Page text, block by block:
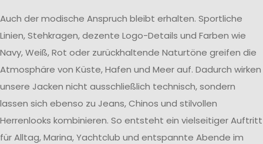
Auch der modische Anspruch bleibt erhalten. Sportliche
Linien, Stehkragen, dezente Logo-Details und Farben wie
Navy, Weiß, Rot oder zurückhaltende Naturtöne greifen die
Atmosphäre von Küste, Hafen und Meer auf. Dadurch wirken
unsere Jacken nicht ausschließlich technisch, sondern
lassen sich ebenso zu Jeans, Chinos und stilvollen
Herrenlooks kombinieren. So entsteht ein vielseitiger Auftritt
für Alltag, Marina, Yachtclub und entspannte Abende im